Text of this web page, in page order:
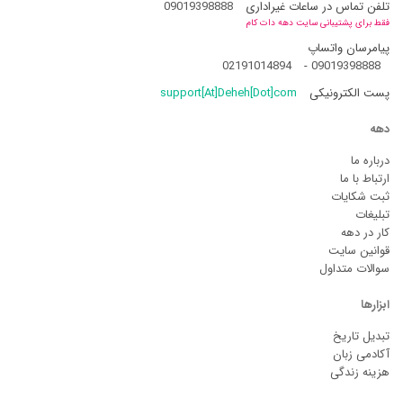
تلفن تماس در ساعات غیراداری 09019398888
فقط برای پشتیبانی سایت دهه دات کام
پیامرسان واتساپ
09019398888
-
02191014894
پست الکترونیکی
support[At]Deheh[Dot]com
دهه
درباره ما
ارتباط با ما
ثبت شکایات
تبلیغات
کار در دهه
قوانین سایت
سوالات متداول
ابزارها
تبدیل تاریخ
آکادمی زبان
هزینه زندگی